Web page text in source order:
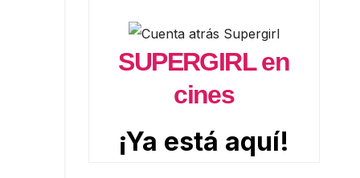
SUPERGIRL en
cines
¡Ya está aquí!